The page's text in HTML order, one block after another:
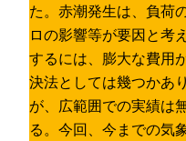
た。赤潮発生は、負荷
ロの影響等が要因と考
するには、膨大な費用
決法としては幾つかあ
が、広範囲での実績は
る。今回、今までの気